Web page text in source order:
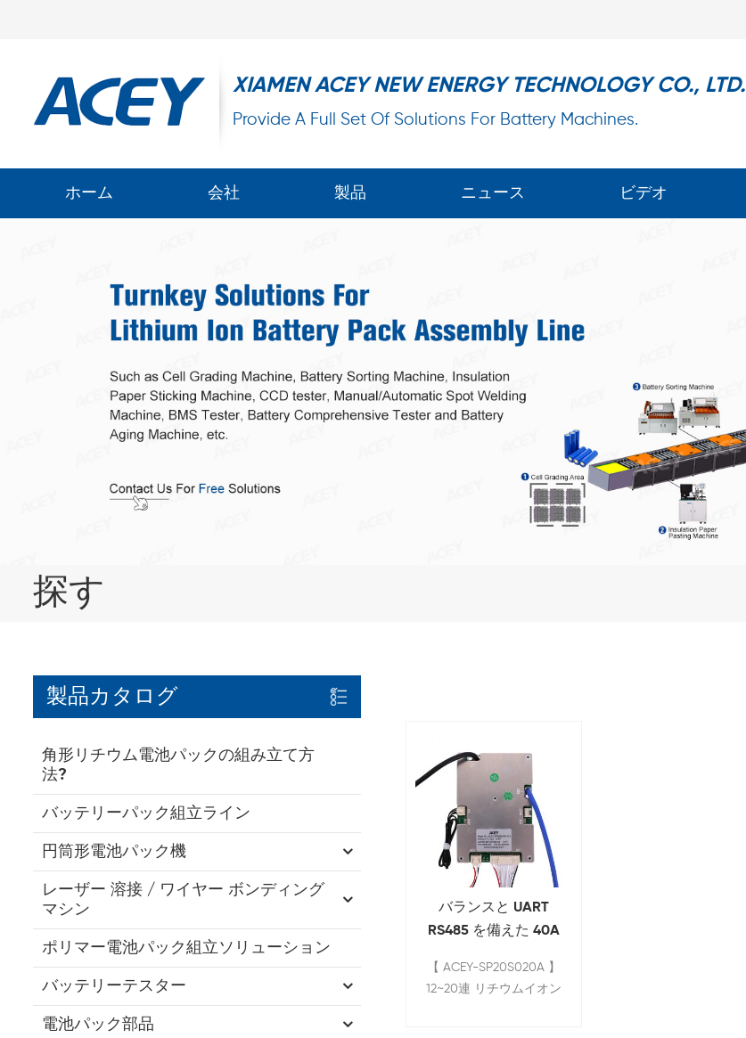
XIAMEN ACEY NEW ENERGY TECHNOLOGY CO., LTD.
Provide A Full Set Of Solutions For Battery Machines.
ホーム 会社 製品 ニュース ビデオ
探す
製品カタログ
角形リチウム電池パックの組み立て方
法?
バッテリーパック組立ライン
円筒形電池パック機
レーザー 溶接 / ワイヤー ボンディング
マシン
ポリマー電池パック組立ソリューション
バッテリーテスター
電池パック部品
バランスと UART
RS485 を備えた 40A
リチウムイオン スマ
【 ACEY-SP20S020A 】
12~20連 リチウムイオン